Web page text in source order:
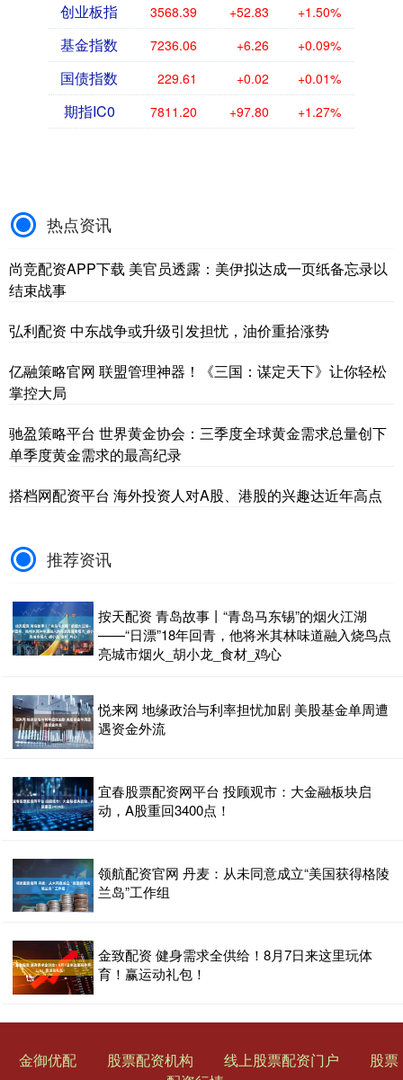
创业板指 3568.39 +52.83 +1.50%
基金指数 7236.06 +6.26 +0.09%
国债指数 229.61 +0.02 +0.01%
期指IC0 7811.20 +97.80 +1.27%
热点资讯
尚竞配资APP下载 美官员透露：美伊拟达成一页纸备忘录以
结束战事
弘利配资 中东战争或升级引发担忧，油价重拾涨势
亿融策略官网 联盟管理神器！《三国：谋定天下》让你轻松
掌控大局
驰盈策略平台 世界黄金协会：三季度全球黄金需求总量创下
单季度黄金需求的最高纪录
搭档网配资平台 海外投资人对A股、港股的兴趣达近年高点
推荐资讯
按天配资 青岛故事丨“青岛马东锡”的烟火江湖
——“日漂”18年回青，他将米其林味道融入烧鸟点
亮城市烟火_胡小龙_食材_鸡心
悦来网 地缘政治与利率担忧加剧 美股基金单周遭
遇资金外流
宜春股票配资网平台 投顾观市：大金融板块启
动，A股重回3400点！
领航配资官网 丹麦：从未同意成立“美国获得格陵
兰岛”工作组
金致配资 健身需求全供给！8月7日来这里玩体
育！赢运动礼包！
金御优配 股票配资机构 线上股票配资门户
股票